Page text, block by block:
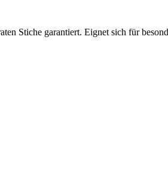
Stiche garantiert. Eignet sich für